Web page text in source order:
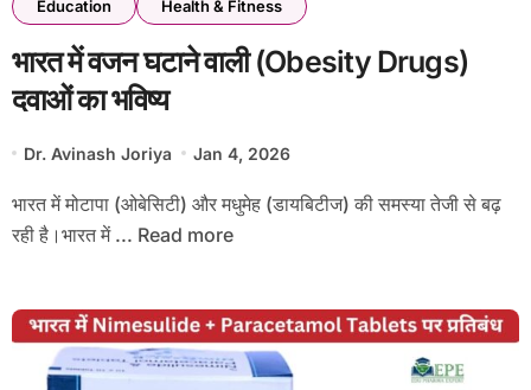
Education Health & Fitness
भारत में वजन घटाने वाली (Obesity Drugs)
दवाओं का भविष्य
Dr. Avinash Joriya Jan 4, 2026
भारत में मोटापा (ओबेसिटी) और मधुमेह (डायबिटीज) की समस्या तेजी से बढ़
रही है।भारत में ... Read more